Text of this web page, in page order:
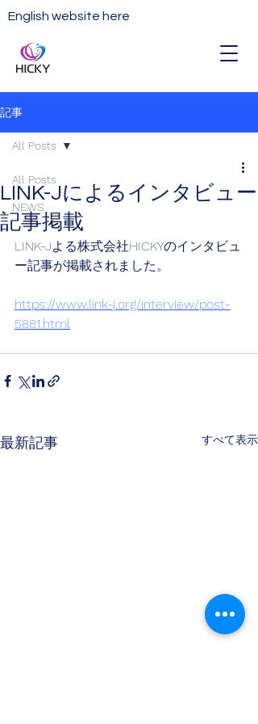
English website here
記事
All Posts
NEWS
All Posts
LINK-Jによるインタビュー
記事掲載
LINK-Jよる株式会社HICKYのインタビュ
ー記事が掲載されました。
https://www.link-j.org/interview/post-
5881.html
最新記事 すべて表示